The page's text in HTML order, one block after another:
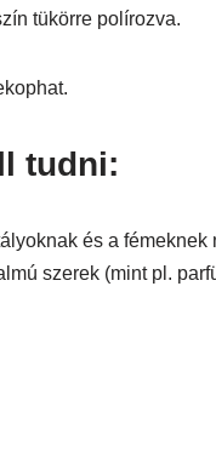
tükörre polírozva.
tudni:
és a
szerek (mint pl.